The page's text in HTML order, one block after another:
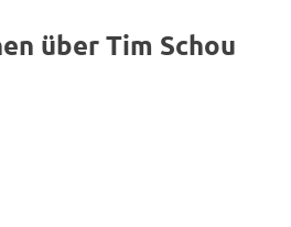
über Tim Schou